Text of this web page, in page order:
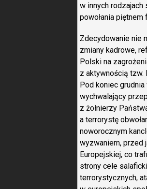
w innych rodzajach
powołania
Zdecydowanie nie
zmiany kadrowe,
Polski na
z aktywnością tzw.
Pod koniec
wychwalający
z żołnierzy
a terrorystę
noworocznym
wyzwaniem, przed
Europejskiej, co
strony cele
terrorystycznych,